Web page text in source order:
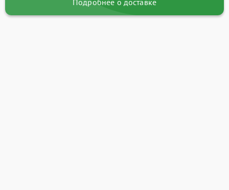
Подробнее о доставке